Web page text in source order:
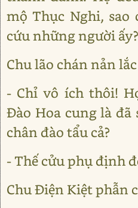
mộ Thục Nghi, sao
cứu những người ấy?
Chu lão chán nản
- Chỉ vô ích thôi!
Đào Hoa cung là
chân đào tẩu cả?
- Thế cửu phụ định
Chu Điện Kiệt phẫn